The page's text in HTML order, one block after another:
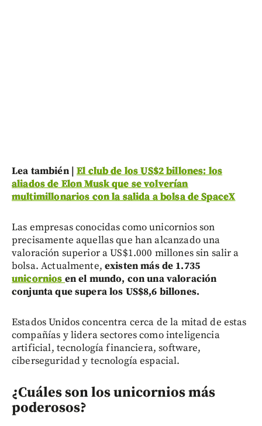
Lea también |El club de los US$2 billones: los
aliados de Elon Musk que se volverían
multimillonarios con la salida a bolsa de SpaceX
Las empresas conocidas como unicornios son
precisamente aquellas que han alcanzado una
valoración superior a US$1.000 millones sin salir a
bolsa. Actualmente, existen más de 1.735
unicornios en el mundo, con una valoración
conjunta que supera los US$8,6 billones.
Estados Unidos concentra cerca de la mitad de estas
compañías y lidera sectores como inteligencia
artificial, tecnología financiera, software,
ciberseguridad y tecnología espacial.
¿Cuáles son los unicornios más
poderosos?